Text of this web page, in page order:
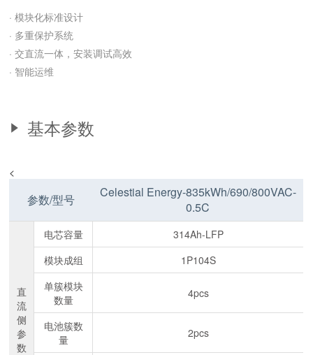
· 模块化标准设计
· 多重保护系统
· 交直流一体，安装调试高效
· 智能运维
基本参数
<
参数/型号
Celestial Energy-835kWh/690/800VAC-
0.5C
直
流
侧
参
数
电芯容量
314Ah-LFP
模块成组
1P104S
单簇模块
数量
4pcs
电池簇数
量
2pcs